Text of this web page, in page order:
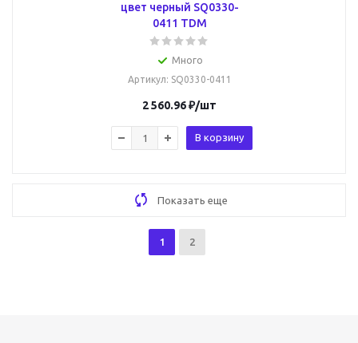
цвет черный SQ0330-
0411 TDM
Много
Артикул: SQ0330-0411
2 560.96₽/шт
В корзину
Показать еще
1 2